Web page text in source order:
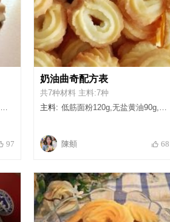
97
奶油曲奇配方表
共7种材料 主料:7种
主料: 低筋面粉120g,无盐黄油90g,淡奶油100g,白砂糖20g,糖粉20g,食盐一小勺,奶粉15g
陳頫 68